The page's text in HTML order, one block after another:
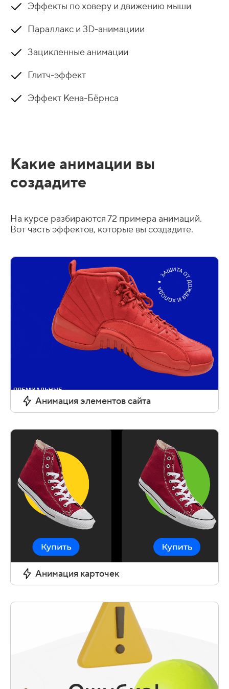
Параллакс и 3D-анимациии
Эффекты по ховеру и движению мыши
Зацикленные анимации
Глитч-эффект
Эффект Кена-Бёрнса
Какие анимации вы
создадите
На курсе разбираются 72 примера анимаций.
Вот часть эффектов, которые вы создадите.
Анимация элементов сайта
Анимация карточек